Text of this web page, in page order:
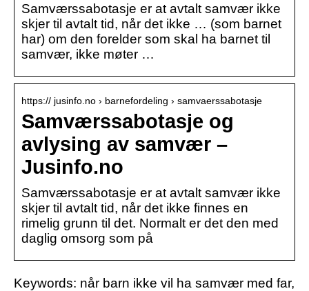
Samværssabotasje er at avtalt samvær ikke
skjer til avtalt tid, når det ikke … (som barnet
har) om den forelder som skal ha barnet til
samvær, ikke møter …
https:// jusinfo.no › barnefordeling › samvaerssabotasje
Samværssabotasje og
avlysing av samvær –
Jusinfo.no
Samværssabotasje er at avtalt samvær ikke
skjer til avtalt tid, når det ikke finnes en
rimelig grunn til det. Normalt er det den med
daglig omsorg som på
Keywords: når barn ikke vil ha samvær med far,